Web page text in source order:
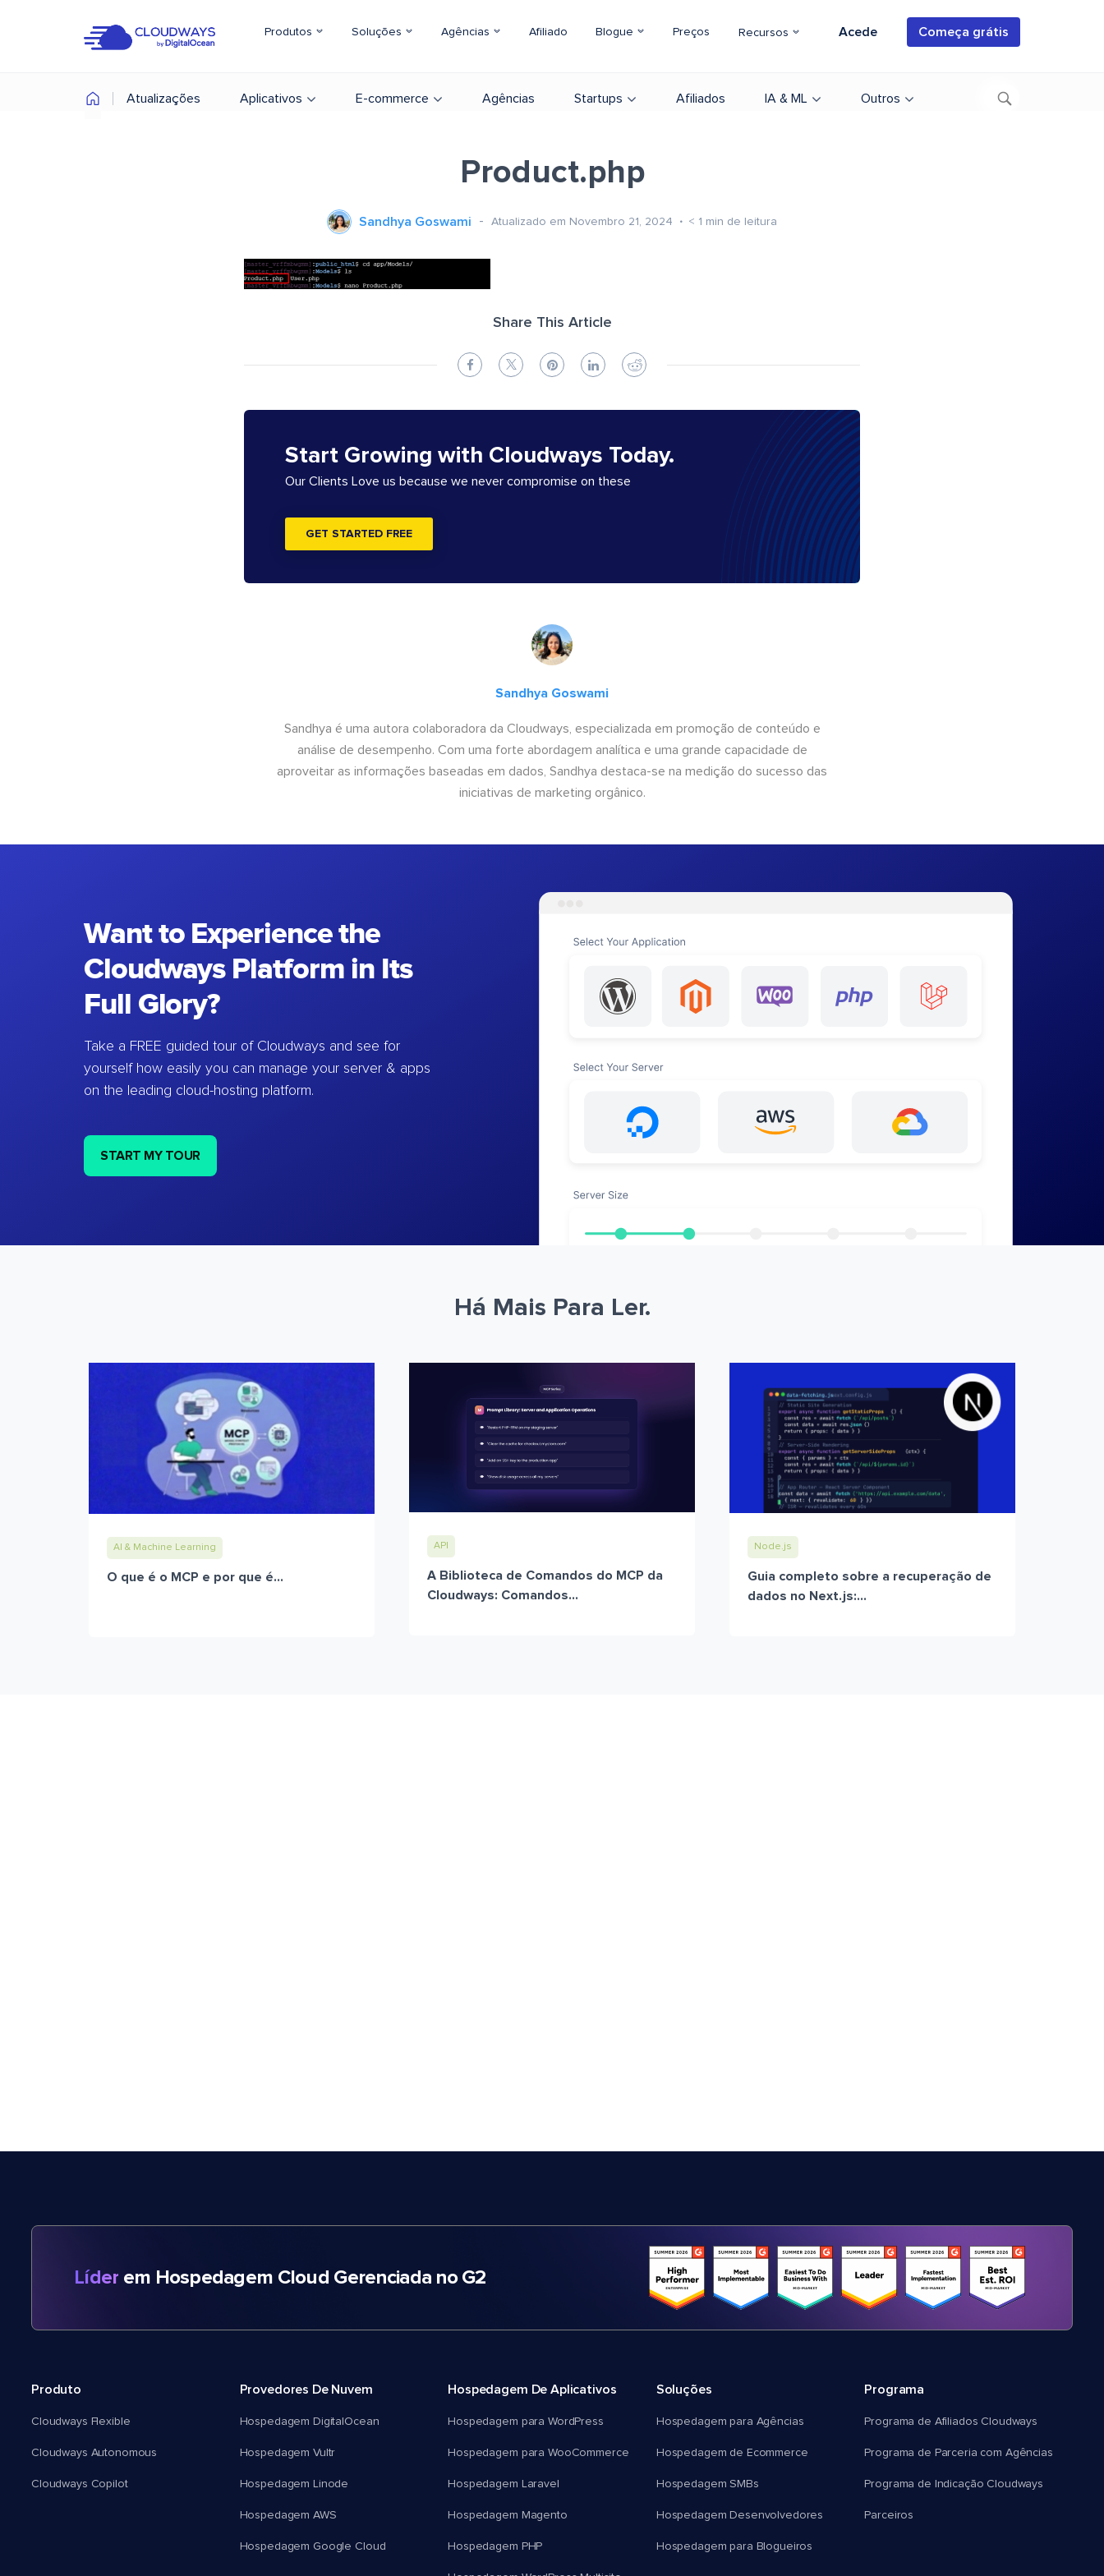
Produtos Soluções Agências Afiliado Blogue Preços Recursos Acede Começa grátis
Atualizações Aplicativos E-commerce Agências Startups Afiliados IA & ML Outros
Product.php
Sandhya Goswami Atualizado em Novembro 21, 2024 < 1 min de leitura
Share This Article
Start Growing with Cloudways Today.
Our Clients Love us because we never compromise on these
GET STARTED FREE
Sandhya Goswami
Sandhya é uma autora colaboradora da Cloudways, especializada em promoção de conteúdo e
análise de desempenho. Com uma forte abordagem analítica e uma grande capacidade de
aproveitar as informações baseadas em dados, Sandhya destaca-se na medição do sucesso das
iniciativas de marketing orgânico.
Want to Experience the
Cloudways Platform in Its
Full Glory?
Take a FREE guided tour of Cloudways and see for
yourself how easily you can manage your server & apps
on the leading cloud-hosting platform.
START MY TOUR
Há Mais Para Ler.
AI & Machine Learning
O que é o MCP e por que é...
API
A Biblioteca de Comandos do MCP da
Cloudways: Comandos...
Node.js
Guia completo sobre a recuperação de
dados no Next.js:...
Líder em Hospedagem Cloud Gerenciada no G2
Produto
Cloudways Flexible
Cloudways Autonomous
Cloudways Copilot
Provedores De Nuvem
Hospedagem DigitalOcean
Hospedagem Vultr
Hospedagem Linode
Hospedagem AWS
Hospedagem Google Cloud
Hospedagem De Aplicativos
Hospedagem para WordPress
Hospedagem para WooCommerce
Hospedagem Laravel
Hospedagem Magento
Hospedagem PHP
Soluções
Hospedagem para Agências
Hospedagem de Ecommerce
Hospedagem SMBs
Hospedagem Desenvolvedores
Hospedagem para Blogueiros
Programa
Programa de Afiliados Cloudways
Programa de Parceria com Agências
Programa de Indicação Cloudways
Parceiros